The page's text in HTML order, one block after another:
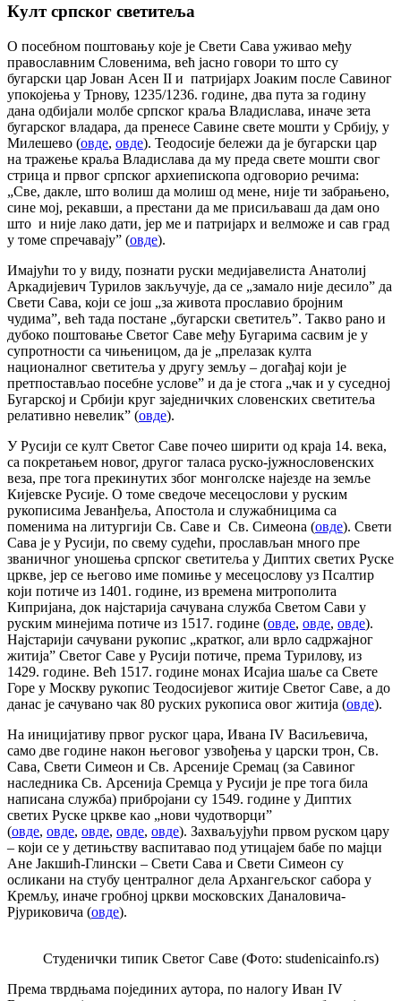
Култ српског светитеља
О посебном поштовању које је Свети Сава уживао међу
православним Словенима, већ јасно говори то што су
бугарски цар Јован Асен II и патријарх Јоаким после Савиног
упокојења у Трнову, 1235/1236. године, два пута за годину
дана одбијали молбе српског краља Владислава, иначе зета
бугарског владара, да пренесе Савине свете мошти у Србију, у
Милешево (овде, овде). Теодосије бележи да је бугарски цар
на тражење краља Владислава да му преда свете мошти свог
стрица и првог српског архиепископа одговорио речима:
„Све, дакле, што волиш да молиш од мене, није ти забрањено,
сине мој, рекавши, а престани да ме присиљаваш да дам оно
што и није лако дати, јер ме и патријарх и велможе и сав град
у томе спречавају” (овде).
Имајући то у виду, познати руски медијавелиста Анатолиј
Аркадијевич Турилов закључује, да се „замало није десило” да
Свети Сава, који се још „за живота прославио бројним
чудима”, већ тада постане „бугарски светитељ”. Такво рано и
дубоко поштовање Светог Саве међу Бугарима сасвим је у
супротности са чињеницом, да је „прелазак култа
националног светитеља у другу земљу – догађај који је
претпостављао посебне услове” и да је стога „чак и у суседној
Бугарској и Србији круг заједничких словенских светитеља
релативно невелик” (овде).
У Русији се култ Светог Саве почео ширити од краја 14. века,
са покретањем новог, другог таласа руско-јужнословенских
веза, пре тога прекинутих због монголске најезде на земље
Кијевске Русије. О томе сведоче месецослови у руским
рукописима Јеванђеља, Апостола и служабницима са
поменима на литургији Св. Саве и Св. Симеона (овде). Свети
Сава је у Русији, по свему судећи, прослављан много пре
званичног уношења српског светитеља у Диптих светих Руске
цркве, јер се његово име помиње у месецослову уз Псалтир
који потиче из 1401. године, из времена митрополита
Кипријана, док најстарија сачувана служба Светом Сави у
руским минејима потиче из 1517. године (овде, овде, овде).
Најстарији сачувани рукопис „кратког, али врло садржајног
житија” Светог Саве у Русији потиче, према Турилову, из
1429. године. Већ 1517. године монах Исајиа шаље са Свете
Горе у Москву рукопис Теодосијевог житије Светог Саве, а до
данас је сачувано чак 80 руских рукописа овог житија (овде).
На иницијативу првог руског цара, Ивана IV Васиљевича,
само две године након његовог узвођења у царски трон, Св.
Сава, Свети Симеон и Св. Арсеније Сремац (за Савиног
наследника Св. Арсенија Сремца у Русији је пре тога била
написана служба) прибројани су 1549. године у Диптих
светих Руске цркве као „нови чудотворци”
(овде, овде, овде, овде, овде). Захваљујући првом руском цару
– који се у детињству васпитавао под утицајем бабе по мајци
Ане Јакшић-Глински – Свети Сава и Свети Симеон су
осликани на стубу централног дела Архангељског сабора у
Кремљу, иначе гробној цркви московских Даналовича-
Рјуриковича (овде).
Студенички типик Светог Саве (Фото: studenicainfo.rs)
Према тврдњама појединих аутора, по налогу Иван IV